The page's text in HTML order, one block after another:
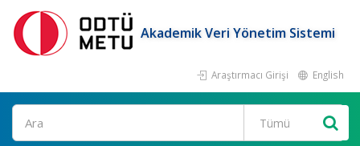
Akademik Veri Yönetim Sistemi
Araştırmacı Girişi English
Ara